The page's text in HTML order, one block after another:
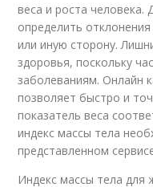
веса и роста
определить
или иную сторону.
здоровья, поскольку
заболеваниям. Онлайн
позволяет быстро и
показатель веса
индекс массы тела
представленном
Индекс массы тела